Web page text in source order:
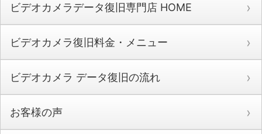
ビデオカメラデータ復旧専門店 HOME
ビデオカメラ復旧料金・メニュー
ビデオカメラ データ復旧の流れ
お客様の声